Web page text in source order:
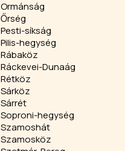
Ormánság
Őrség
Pesti-síkság
Pilis-hegység
Rábaköz
Ráckevei-Dunaág
Rétköz
Sárköz
Sárrét
Soproni-hegység
Szamoshát
Szamosköz